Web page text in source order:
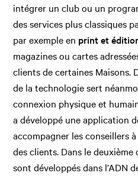
intégrer un club ou un
des services plus classiques
par exemple en print et
magazines ou cartes
clients de certaines Maisons.
de la technologie sert
connexion physique et
a développé une application
accompagner les conseillers
des clients. Dans le deuxième
sont développés dans l’ADN